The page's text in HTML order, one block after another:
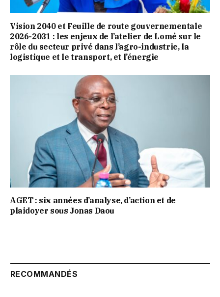
Vision 2040 et Feuille de route gouvernementale
2026-2031 : les enjeux de l’atelier de Lomé sur le
rôle du secteur privé dans l’agro-industrie, la
logistique et le transport, et l’énergie
AGET : six années d’analyse, d’action et de
plaidoyer sous Jonas Daou
RECOMMANDÉS